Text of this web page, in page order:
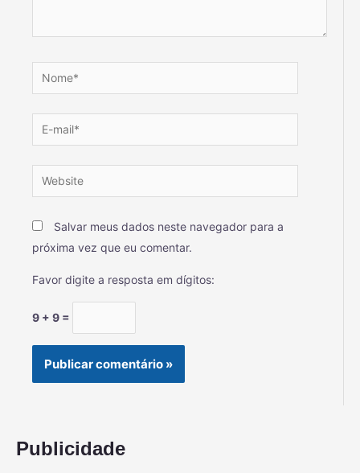
Salvar meus dados neste navegador para a
próxima vez que eu comentar.
Favor digite a resposta em dígitos:
9 + 9 =
Publicidade